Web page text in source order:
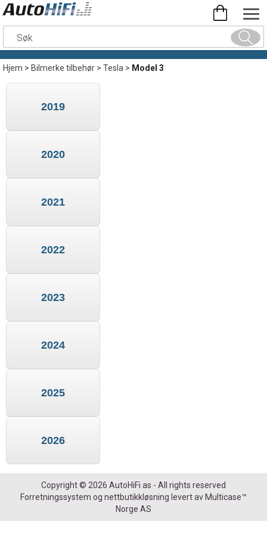
Hjem>Bilmerke tilbehør>Tesla> Model 3
2019
2020
2021
2022
2023
2024
2025
2026
Copyright © 2026 AutoHiFi as - All rights reserved
Forretningssystem og nettbutikkløsning levert av Multicase™
Norge AS